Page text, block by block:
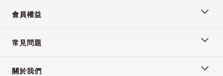
會員權益
常見問題
關於我們